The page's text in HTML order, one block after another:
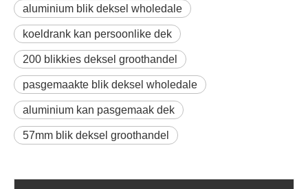
aluminium blik deksel wholedale
koeldrank kan persoonlike dek
200 blikkies deksel groothandel
pasgemaakte blik deksel wholedale
aluminium kan pasgemaak dek
57mm blik deksel groothandel